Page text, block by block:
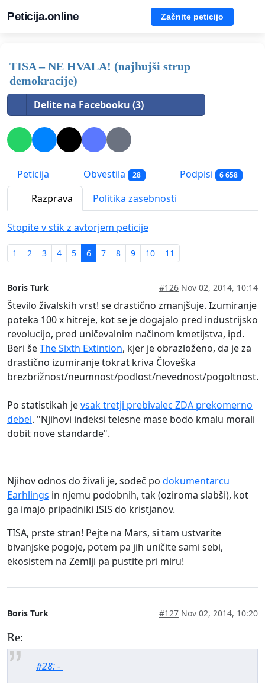
Peticija.online Začnite peticijo
TISA – NE HVALA! (najhujši strup
demokracije)
Delite na Facebooku (3)
Peticija Obvestila 28 Podpisi 6 658
Razprava Politika zasebnosti
Stopite v stik z avtorjem peticije
1 2 3 4 5 6 7 8 9 10 11
Boris Turk #126 Nov 02, 2014, 10:14
Število živalskih vrst! se drastično zmanjšuje. Izumiranje
poteka 100 x hitreje, kot se je dogajalo pred industrijsko
revolucijo, pred uničevalnim načinom kmetijstva, ipd.
Beri šeThe Sixth Extintion, kjer je obrazloženo, da je za
drastično izumiranje tokrat kriva Človeška
brezbrižnost/neumnost/podlost/nevednost/pogoltnost.
Po statistikah jevsak tretji prebivalec ZDA prekomerno
debel. "Njihovi indeksi telesne mase bodo kmalu morali
dobit nove standarde".
Njihov odnos do živali je, sodeč po dokumentarcu
Earhlings in njemu podobnih, tak (oziroma slabši), kot
ga imajo pripadniki ISIS do kristjanov.
TISA, prste stran! Pejte na Mars, si tam ustvarite
bivanjske pogoje, potem pa jih uničite sami sebi,
ekosistem na Zemlji pa pustite pri miru!
Boris Turk #127 Nov 02, 2014, 10:20
Re:
#28: -